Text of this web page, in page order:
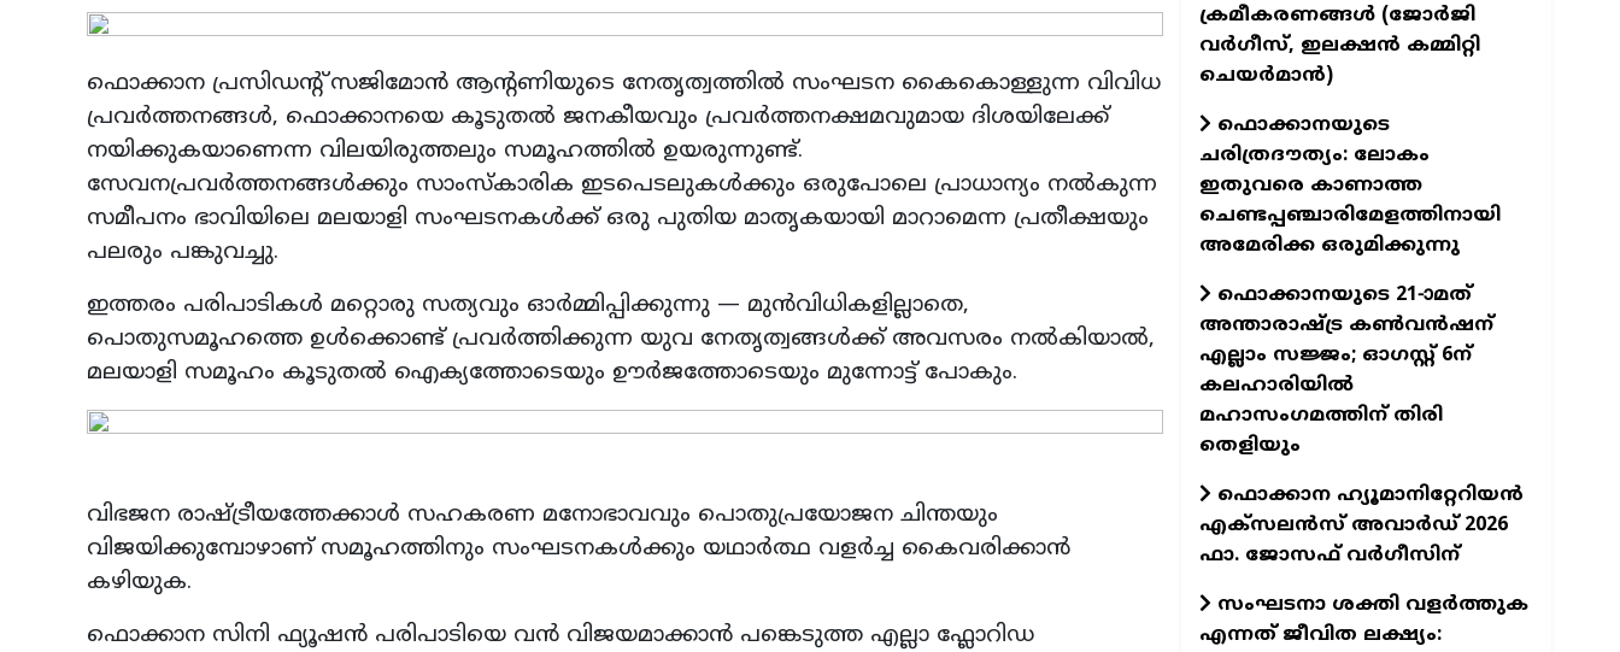
ഫൊക്കാന പ്രസിഡന്റ് സജിമോൻ ആന്റണിയുടെ നേതൃത്വത്തിൽ സംഘടന കൈകൊള്ളുന്ന വിവിധ
പ്രവർത്തനങ്ങൾ, ഫൊക്കാനയെ കൂടുതൽ ജനകീയവും പ്രവർത്തനക്ഷമവുമായ ദിശയിലേക്ക്
നയിക്കുകയാണെന്ന വിലയിരുത്തലും സമൂഹത്തിൽ ഉയരുന്നുണ്ട്.
സേവനപ്രവർത്തനങ്ങൾക്കും സാംസ്കാരിക ഇടപെടലുകൾക്കും ഒരുപോലെ പ്രാധാന്യം നൽകുന്ന
സമീപനം ഭാവിയിലെ മലയാളി സംഘടനകൾക്ക് ഒരു പുതിയ മാതൃകയായി മാറാമെന്ന പ്രതീക്ഷയും
പലരും പങ്കുവച്ചു.
ഇത്തരം പരിപാടികൾ മറ്റൊരു സത്യവും ഓർമ്മിപ്പിക്കുന്നു — മുൻവിധികളില്ലാതെ,
പൊതുസമൂഹത്തെ ഉൾക്കൊണ്ട് പ്രവർത്തിക്കുന്ന യുവ നേതൃത്വങ്ങൾക്ക് അവസരം നൽകിയാൽ,
മലയാളി സമൂഹം കൂടുതൽ ഐക്യത്തോടെയും ഊർജത്തോടെയും മുന്നോട്ട് പോകും.
വിഭജന രാഷ്ട്രീയത്തേക്കാൾ സഹകരണ മനോഭാവവും പൊതുപ്രയോജന ചിന്തയും
വിജയിക്കുമ്പോഴാണ് സമൂഹത്തിനും സംഘടനകൾക്കും യഥാർത്ഥ വളർച്ച കൈവരിക്കാൻ
കഴിയുക.
ഫൊക്കാന സിനി ഫ്യൂഷൻ പരിപാടിയെ വൻ വിജയമാക്കാൻ പങ്കെടുത്ത എല്ലാ ഫ്ലോറിഡ
ക്രമീകരണങ്ങൾ (ജോർജി
വർഗീസ്, ഇലക്ഷൻ കമ്മിറ്റി
ചെയർമാൻ)
ഫൊക്കാനയുടെ
ചരിത്രദൗത്യം: ലോകം
ഇതുവരെ കാണാത്ത
ചെണ്ടപ്പഞ്ചാരിമേളത്തിനായി
അമേരിക്ക ഒരുമിക്കുന്നു
ഫൊക്കാനയുടെ 21-ാമത്
അന്താരാഷ്ട്ര കൺവൻഷന്
എല്ലാം സജ്ജം; ഓഗസ്റ്റ് 6ന്
കലഹാരിയിൽ
മഹാസംഗമത്തിന് തിരി
തെളിയും
ഫൊക്കാന ഹ്യൂമാനിറ്റേറിയന്‍
എക്‌സലന്‍സ് അവാര്‍ഡ് 2026
ഫാ. ജോസഫ് വര്‍ഗീസിന്
സംഘടനാ ശക്തി വളർത്തുക
എന്നത് ജീവിത ലക്ഷ്യം: